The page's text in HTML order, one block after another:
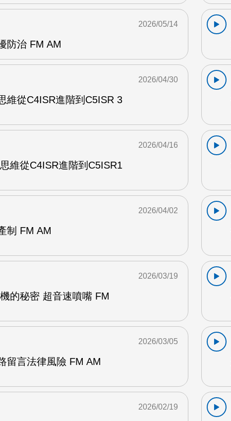
防治 FM AM
2026/05/14
維從C4ISR進階到C5ISR 3
2026/04/30
維從C4ISR進階到C5ISR1
2026/04/16
制 FM AM
2026/04/02
的秘密 超音速噴嘴 FM
2026/03/19
留言法律風險 FM AM
2026/03/05
2026/02/19